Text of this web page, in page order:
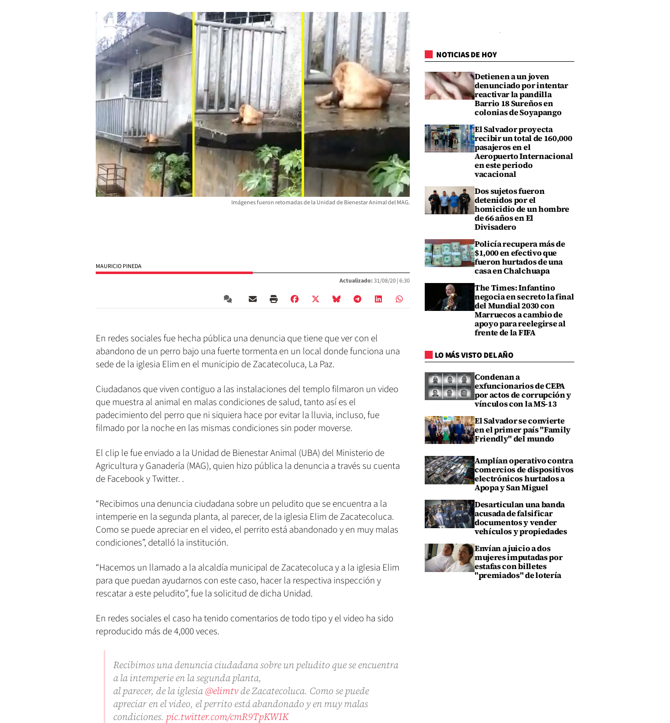
Imágenes fueron retomadas de la Unidad de Bienestar Animal del MAG.
MAURICIO PINEDA
Actualizado:31/08/20 |6:30
En redes sociales fue hecha pública una denuncia que tiene que ver con el
abandono de un perro bajo una fuerte tormenta en un local donde funciona una
sede de la iglesia Elim en el municipio de Zacatecoluca, La Paz.
Ciudadanos que viven contiguo a las instalaciones del templo filmaron un video
que muestra al animal en malas condiciones de salud, tanto así es el
padecimiento del perro que ni siquiera hace por evitar la lluvia, incluso, fue
filmado por la noche en las mismas condiciones sin poder moverse.
El clip le fue enviado a la Unidad de Bienestar Animal (UBA) del Ministerio de
Agricultura y Ganadería (MAG), quien hizo pública la denuncia a través su cuenta
de Facebook y Twitter. .
“Recibimos una denuncia ciudadana sobre un peludito que se encuentra a la
intemperie en la segunda planta, al parecer, de la iglesia Elim de Zacatecoluca.
Como se puede apreciar en el video, el perrito está abandonado y en muy malas
condiciones”, detalló la institución.
“Hacemos un llamado a la alcaldía municipal de Zacatecoluca y a la iglesia Elim
para que puedan ayudarnos con este caso, hacer la respectiva inspección y
rescatar a este peludito”, fue la solicitud de dicha Unidad.
En redes sociales el caso ha tenido comentarios de todo tipo y el video ha sido
reproducido más de 4,000 veces.
Recibimos una denuncia ciudadana sobre un peludito que se encuentra
a la intemperie en la segunda planta,
al parecer, de la iglesia@elimtvde Zacatecoluca. Como se puede
apreciar en el video, el perrito está abandonado y en muy malas
condiciones. pic.twitter.com/cmR9TpKWIK
NOTICIAS DE HOY
Detienen a un joven
denunciado por intentar
reactivar la pandilla
Barrio 18 Sureños en
colonias de Soyapango
El Salvador proyecta
recibir un total de 160,000
pasajeros en el
Aeropuerto Internacional
en este periodo
vacacional
Dos sujetos fueron
detenidos por el
homicidio de un hombre
de 66 años en El
Divisadero
Policía recupera más de
$1,000 en efectivo que
fueron hurtados de una
casa en Chalchuapa
The Times: Infantino
negocia en secreto la final
del Mundial 2030 con
Marruecos a cambio de
apoyo para reelegirse al
frente de la FIFA
LO MÁS VISTO DEL AÑO
Condenan a
exfuncionarios de CEPA
por actos de corrupción y
vínculos con la MS-13
El Salvador se convierte
en el primer país "Family
Friendly" del mundo
Amplían operativo contra
comercios de dispositivos
electrónicos hurtados a
Apopa y San Miguel
Desarticulan una banda
acusada de falsificar
documentos y vender
vehículos y propiedades
Envían a juicio a dos
mujeres imputadas por
estafas con billetes
"premiados" de lotería